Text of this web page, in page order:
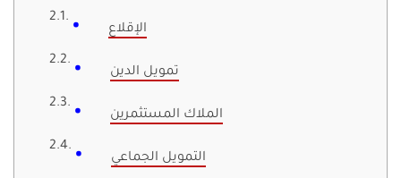
الإقلاع
تمويل الدين
الملاك المستثمرين
التمويل الجماعي